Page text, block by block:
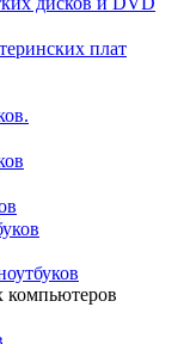
плат
компьютеров